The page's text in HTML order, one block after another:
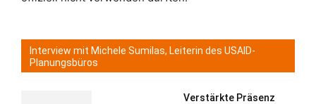
Interview mit Michele Sumilas, Leiterin des USAID-
Planungsbüros
Verstärkte Präsenz